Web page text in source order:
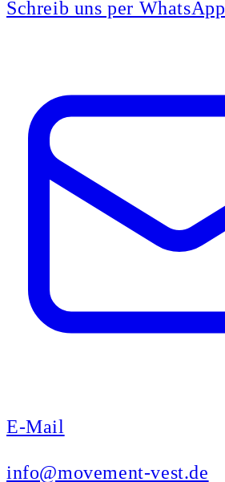
Schreib uns per WhatsApp
E-Mail
info@movement-vest.de